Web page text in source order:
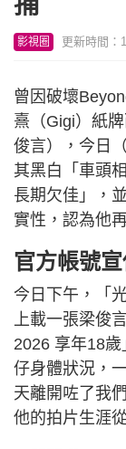
影視圈 更新時間：
曾因破壞
熹（Gigi）紙
俊言），今日
其黑白「車頭
長期欠佳」，
實性，認為他
官方帳號
今日下午，「
上載一張梁俊
2026 享年18
仔身體狀況，
天離開咗了我
他的拍片生涯